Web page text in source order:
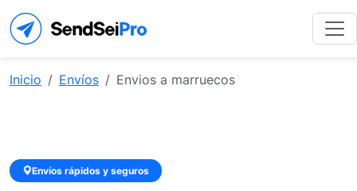
Inicio Envíos Envios a marruecos
Envíos rápidos y seguros